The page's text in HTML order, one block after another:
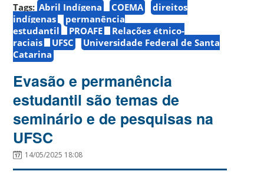
Tags: Abril Indígena COEMA
direitos
indígenas
permanência
estudantil
PROAFE
Relações étnico-
raciais
UFSC
Universidade Federal de Santa
Catarina
Evasão e permanência
estudantil são temas de
seminário e de pesquisas na
UFSC
14/05/2025 18:08